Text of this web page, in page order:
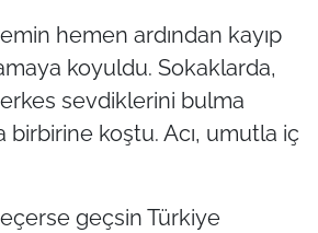
hemen ardından kayıp
koyuldu. Sokaklarda,
sevdiklerini bulma
koştu. Acı, umutla iç
geçsin Türkiye